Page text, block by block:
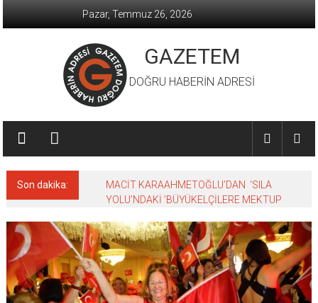
Pazar, Temmuz 26, 2026
GAZETEM
DOĞRU HABERİN ADRESİ
Son dakika:
MACİT KARAAHMETOĞLU’DAN ‘SILA
YOLU’NDAKİ ’BÜYÜKELÇİLERE MEKTUP